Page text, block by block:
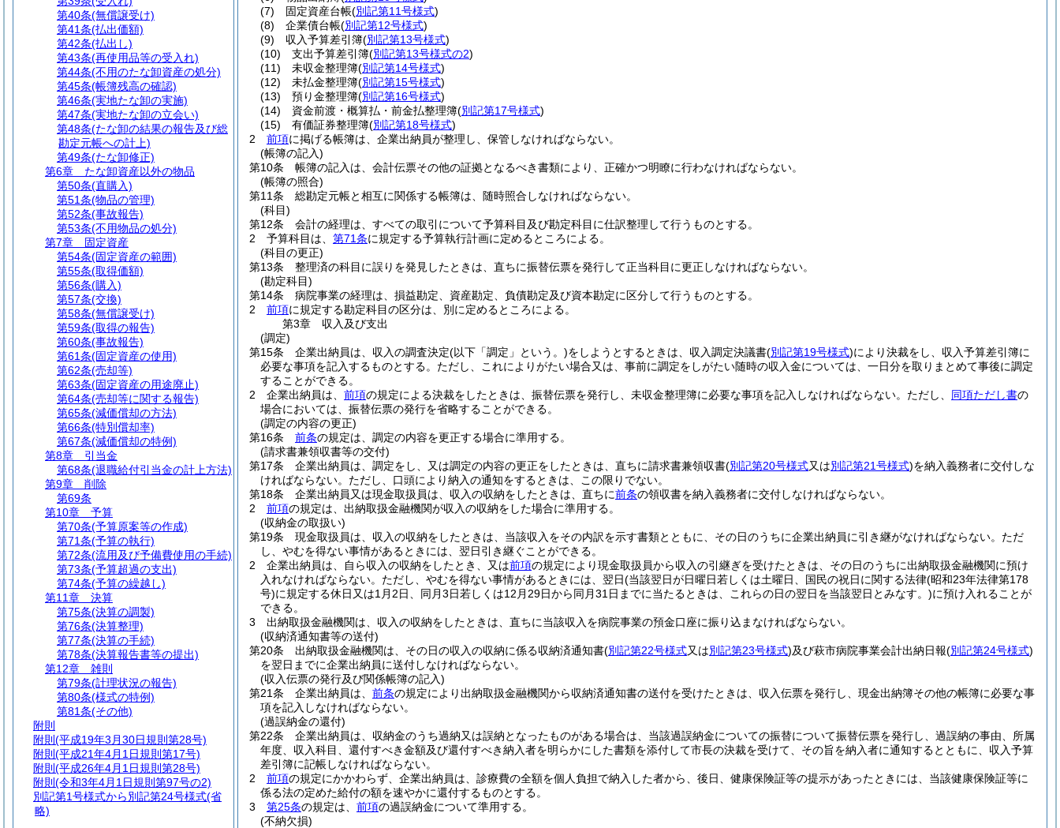
(7)
固定資産台帳(別記第11号様式)
(8)
企業債台帳(別記第12号様式)
(9)
収入予算差引簿(別記第13号様式)
(10)
支出予算差引簿(別記第13号様式の2)
(11)
未収金整理簿(別記第14号様式)
(12)
未払金整理簿(別記第15号様式)
(13)
預り金整理簿(別記第16号様式)
(14)
資金前渡・概算払・前金払整理簿(別記第17号様式)
(15)
有価証券整理簿(別記第18号様式)
2
前項に掲げる帳簿は、企業出納員が整理し、保管しなければならない。
(帳簿の記入)
第10条
帳簿の記入は、会計伝票その他の証拠となるべき書類により、正確かつ明瞭に行わなければならない。
(帳簿の照合)
第11条
総勘定元帳と相互に関係する帳簿は、随時照合しなければならない。
(科目)
第12条
会計の経理は、すべての取引について予算科目及び勘定科目に仕訳整理して行うものとする。
2
予算科目は、 第71条に規定する予算執行計画に定めるところによる。
(科目の更正)
第13条
整理済の科目に誤りを発見したときは、直ちに振替伝票を発行して正当科目に更正しなければならない。
(勘定科目)
第14条
病院事業の経理は、損益勘定、資産勘定、負債勘定及び資本勘定に区分して行うものとする。
2
前項に規定する勘定科目の区分は、別に定めるところによる。
第3章
収入及び支出
(調定)
第15条
企業出納員は、収入の調査決定(以下「調定」という。)をしようとするときは、収入調定決議書(別記第19号様式)により決裁をし、収入予算差引簿に
必要な事項を記入するものとする。 ただし、これによりがたい場合又は、事前に調定をしがたい随時の収入金については、一日分を取りまとめて事後に調定
することができる。
2
企業出納員は、 前項の規定による決裁をしたときは、振替伝票を発行し、未収金整理簿に必要な事項を記入しなければならない。 ただし、 同項ただし書の
場合においては、振替伝票の発行を省略することができる。
(調定の内容の更正)
第16条
前条の規定は、調定の内容を更正する場合に準用する。
(請求書兼領収書等の交付)
第17条
企業出納員は、調定をし、又は調定の内容の更正をしたときは、直ちに請求書兼領収書(別記第20号様式又は別記第21号様式)を納入義務者に交付しな
ければならない。 ただし、口頭により納入の通知をするときは、この限りでない。
第18条
企業出納員又は現金取扱員は、収入の収納をしたときは、直ちに前条の領収書を納入義務者に交付しなければならない。
2
前項の規定は、出納取扱金融機関が収入の収納をした場合に準用する。
(収納金の取扱い)
第19条
現金取扱員は、収入の収納をしたときは、当該収入をその内訳を示す書類とともに、その日のうちに企業出納員に引き継がなければならない。 ただ
し、やむを得ない事情があるときには、翌日引き継ぐことができる。
2
企業出納員は、自ら収入の収納をしたとき、又は前項の規定により現金取扱員から収入の引継ぎを受けたときは、その日のうちに出納取扱金融機関に預け
入れなければならない。 ただし、やむを得ない事情があるときには、翌日(当該翌日が日曜日若しくは土曜日、国民の祝日に関する法律(昭和23年法律第178
号)に規定する休日又は1月2日、同月3日若しくは12月29日から同月31日までに当たるときは、これらの日の翌日を当該翌日とみなす。)に預け入れることが
できる。
3
出納取扱金融機関は、収入の収納をしたときは、直ちに当該収入を病院事業の預金口座に振り込まなければならない。
(収納済通知書等の送付)
第20条
出納取扱金融機関は、その日の収入の収納に係る収納済通知書(別記第22号様式又は別記第23号様式)及び萩市病院事業会計出納日報(別記第24号様式)
を翌日までに企業出納員に送付しなければならない。
(収入伝票の発行及び関係帳簿の記入)
第21条
企業出納員は、 前条の規定により出納取扱金融機関から収納済通知書の送付を受けたときは、収入伝票を発行し、現金出納簿その他の帳簿に必要な事
項を記入しなければならない。
(過誤納金の還付)
第22条
企業出納員は、収納金のうち過納又は誤納となったものがある場合は、当該過誤納金についての振替について振替伝票を発行し、過誤納の事由、所属
年度、収入科目、還付すべき金額及び還付すべき納入者を明らかにした書類を添付して市長の決裁を受けて、その旨を納入者に通知するとともに、収入予算
差引簿に記帳しなければならない。
2
前項の規定にかかわらず、企業出納員は、診療費の全額を個人負担で納入した者から、後日、健康保険証等の提示があったときには、当該健康保険証等に
係る法の定めた給付の額を速やかに還付するものとする。
3
第25条の規定は、 前項の過誤納金について準用する。
(不納欠損)
第40条(無償譲受け)
第41条(払出価額)
第42条(払出し)
第43条(再使用品等の受入れ)
第44条(不用のたな卸資産の処分)
第45条(帳簿残高の確認)
第46条(実地たな卸の実施)
第47条(実地たな卸の立会い)
第48条(たな卸の結果の報告及び総
勘定元帳への計上)
第49条(たな卸修正)
第6章
たな卸資産以外の物品
第50条(直購入)
第51条(物品の管理)
第52条(事故報告)
第53条(不用物品の処分)
第7章
固定資産
第54条(固定資産の範囲)
第55条(取得価額)
第56条(購入)
第57条(交換)
第58条(無償譲受け)
第59条(取得の報告)
第60条(事故報告)
第61条(固定資産の使用)
第62条(売却等)
第63条(固定資産の用途廃止)
第64条(売却等に関する報告)
第65条(減価償却の方法)
第66条(特別償却率)
第67条(減価償却の特例)
第8章
引当金
第68条(退職給付引当金の計上方法)
第9章
削除
第69条
第10章
予算
第70条(予算原案等の作成)
第71条(予算の執行)
第72条(流用及び予備費使用の手続)
第73条(予算超過の支出)
第74条(予算の繰越し)
第11章
決算
第75条(決算の調製)
第76条(決算整理)
第77条(決算の手続)
第78条(決算報告書等の提出)
第12章
雑則
第79条(計理状況の報告)
第80条(様式の特例)
第81条(その他)
附則
附則 (平成19年3月30日規則第28号)
附則 (平成21年4月1日規則第17号)
附則 (平成26年4月1日規則第28号)
附則 (令和3年4月1日規則第97号の2)
別記第1号様式から別記第24号様式(省
略)